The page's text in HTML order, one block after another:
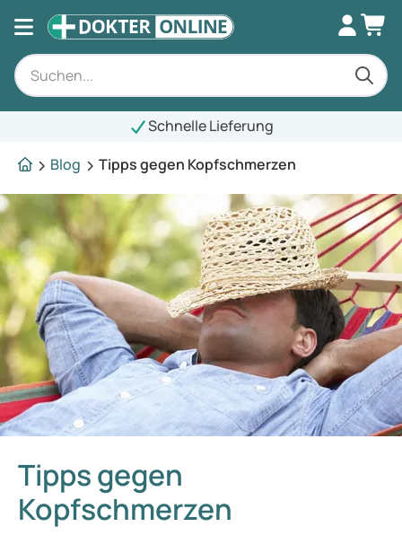
Schnelle Lieferung
Blog
Tipps gegen Kopfschmerzen
Tipps gegen
Kopfschmerzen